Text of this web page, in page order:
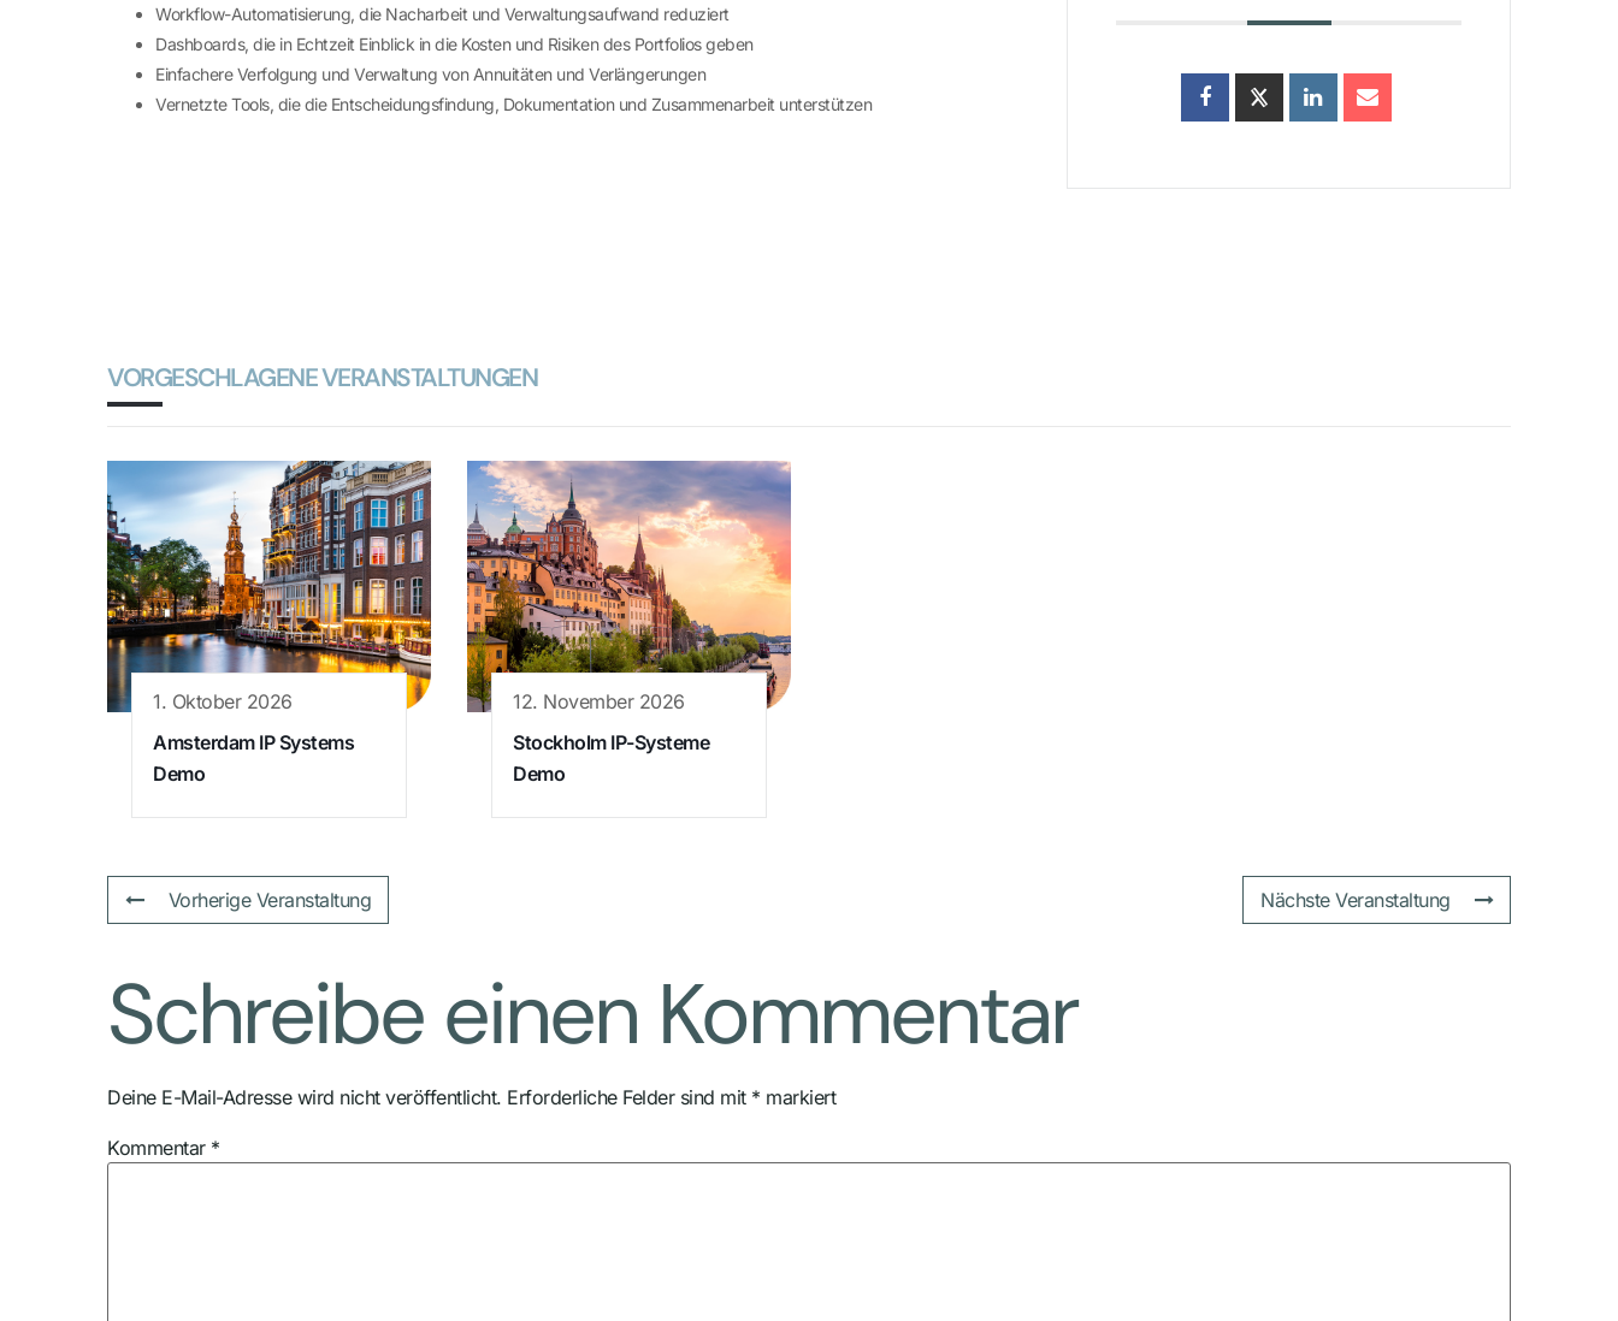
Workflow-Automatisierung, die Nacharbeit und Verwaltungsaufwand reduziert
Dashboards, die in Echtzeit Einblick in die Kosten und Risiken des Portfolios geben
Einfachere Verfolgung und Verwaltung von Annuitäten und Verlängerungen
Vernetzte Tools, die die Entscheidungsfindung, Dokumentation und Zusammenarbeit unterstützen
VORGESCHLAGENE VERANSTALTUNGEN
1. Oktober 2026
Amsterdam IP Systems
Demo
12. November 2026
Stockholm IP-Systeme
Demo
Vorherige Veranstaltung Nächste Veranstaltung
Schreibe einen Kommentar
Deine E-Mail-Adresse wird nicht veröffentlicht. Erforderliche Felder sind mit * markiert
Kommentar *